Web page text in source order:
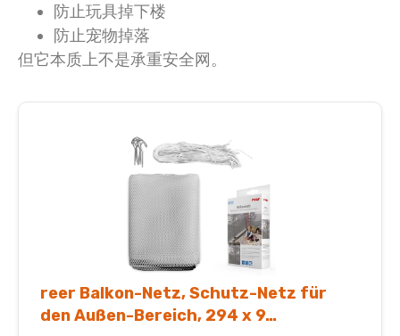
防止玩具掉下楼
防止宠物掉落
但它本质上不是承重安全网。
reer Balkon-Netz, Schutz-Netz für
den Außen-Bereich, 294 x 9…